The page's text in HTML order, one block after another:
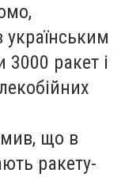
ракет і
що в
ракету-